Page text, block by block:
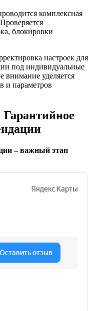
комплексная
блокировки
настроек для
под индивидуальные
внимание уделяется
и параметров
– важный этап